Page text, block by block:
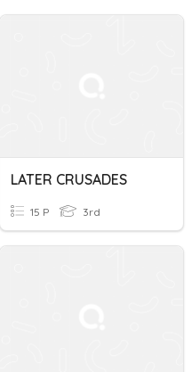
LATER CRUSADES
15 P 3rd